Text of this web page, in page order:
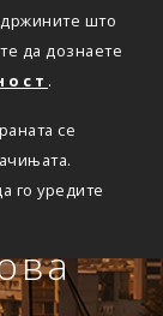
што
да дознаете
.
се
го уредите
животна
на
преку